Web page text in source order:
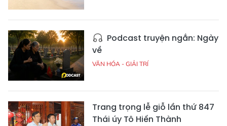
Podcast truyện ngắn: Ngày
về
VĂN HÓA - GIẢI TRÍ
Trang trọng lễ giỗ lần thứ 847
Thái úy Tô Hiến Thành